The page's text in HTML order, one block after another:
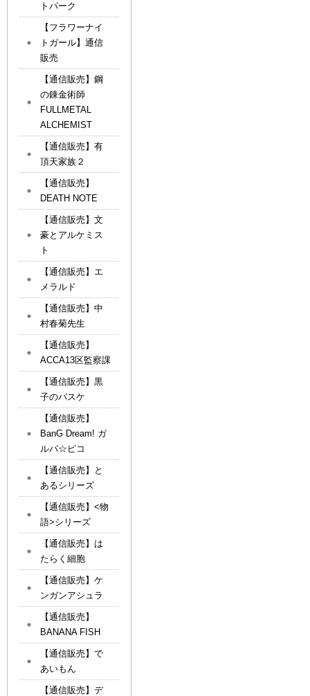
トパーク
【フラワーナイ
トガール】通信
販売
【通信販売】鋼
の錬金術師
FULLMETAL
ALCHEMIST
【通信販売】有
頂天家族２
【通信販売】
DEATH NOTE
【通信販売】文
豪とアルケミス
ト
【通信販売】エ
メラルド
【通信販売】中
村春菊先生
【通信販売】
ACCA13区監察課
【通信販売】黒
子のバスケ
【通信販売】
BanG Dream! ガ
ルパ☆ピコ
【通信販売】と
あるシリーズ
【通信販売】<物
語>シリーズ
【通信販売】は
たらく細胞
【通信販売】ケ
ンガンアシュラ
【通信販売】
BANANA FISH
【通信販売】で
あいもん
【通信販売】デ